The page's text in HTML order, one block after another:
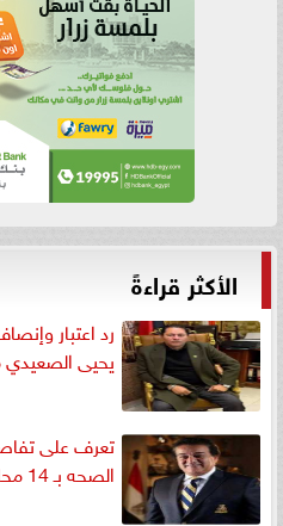
الأكثر قراءةً
رد اعتبار
يحيى الصعيدي
تعرف على
الصحه بـ 14 محافظه